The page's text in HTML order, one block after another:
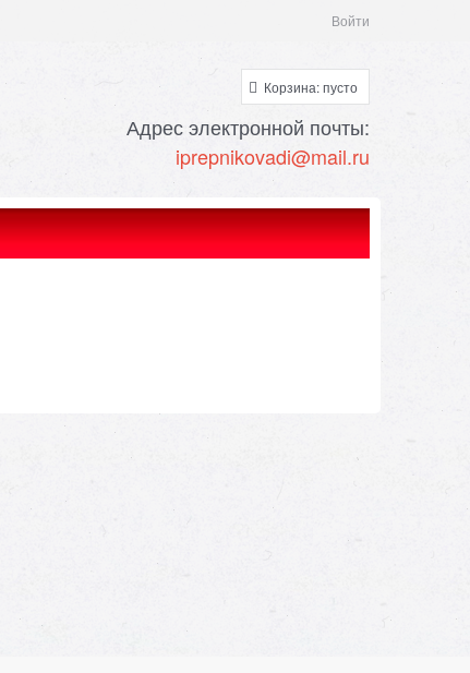
Войти
Корзина:пусто
Адрес электронной почты:
iprepnikovadi@mail.ru